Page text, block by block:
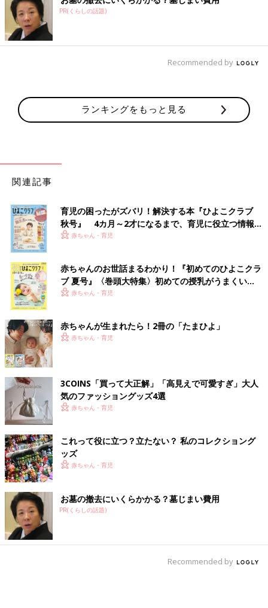
PR(くらしの話題)
Recommended by
ランキングをもっと見る
関連記事
育児の困ったがズバリ！解決する本『ひよこクラブ
秋号』 4カ月～2才になるまで、育児に役立つ情報が
いっぱい！
赤ちゃん・育児
赤ちゃんのお世話まるわかり！『初めてのひよこクラ
ブ 夏号』〈巻頭大特集〉初めての授乳がうまくい
く！ おっぱい・ミルクの基本と夏のトラブル 解決テ
赤ちゃん・育児
赤ちゃんが生まれたら！2冊の「たまひよ」
赤ちゃん・育児
3COINS「買って大正解」「高見えで可愛すぎ」大人
気のファッショングッズ4選
赤ちゃん・育児
これって役に立つ？立たない？ 私のコレクショング
ッズ
赤ちゃん・育児
お墓の撤去にいくらかかる？墓じまい費用
PR(くらしの話題)
Recommended by